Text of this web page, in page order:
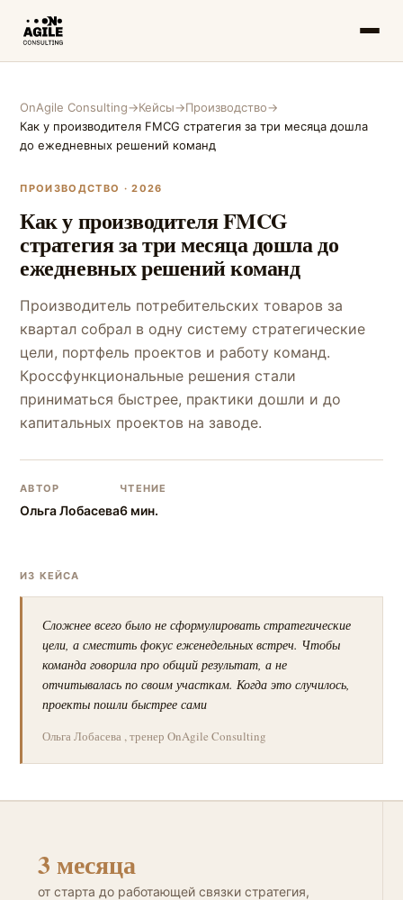
OnAgile Consulting→Кейсы→Производство→
Как у производителя FMCG стратегия за три месяца дошла
до ежедневных решений команд
ПРОИЗВОДСТВО · 2026
Как у производителя FMCG
стратегия за три месяца дошла до
ежедневных решений команд
Производитель потребительских товаров за
квартал собрал в одну систему стратегические
цели, портфель проектов и работу команд.
Кроссфункциональные решения стали
приниматься быстрее, практики дошли и до
капитальных проектов на заводе.
АВТОР
Ольга Лобасева
ЧТЕНИЕ
6 мин.
ИЗ КЕЙСА
Сложнее всего было не сформулировать стратегические
цели, а сместить фокус еженедельных встреч. Чтобы
команда говорила про общий результат, а не
отчитывалась по своим участкам. Когда это случилось,
проекты пошли быстрее сами
Ольга Лобасева , тренер OnAgile Consulting
3 месяца
от старта до работающей связки стратегия,